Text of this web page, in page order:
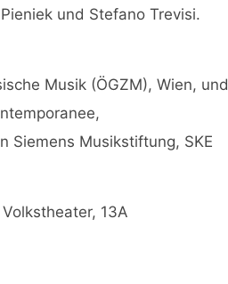
und Stefano Trevisi.
Musik (ÖGZM), Wien, und
Siemens Musikstiftung, SKE
13A